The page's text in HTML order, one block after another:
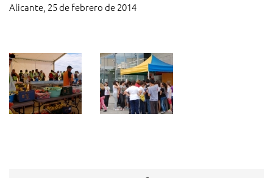
Alicante, 25 de febrero de 2014